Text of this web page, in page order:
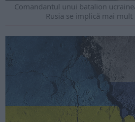
Comandantul unui batalion
Rusia se implică mai mult